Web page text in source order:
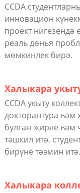
CCDA
инновацион
проект нигезендә
реаль дөнья
мөмкинлек бирә.
Халыкара
CCDA укыту
докторантура һәм
булган җирле һәм
тәшкил итә,
бирүне тәэмин итә.
Халыкара